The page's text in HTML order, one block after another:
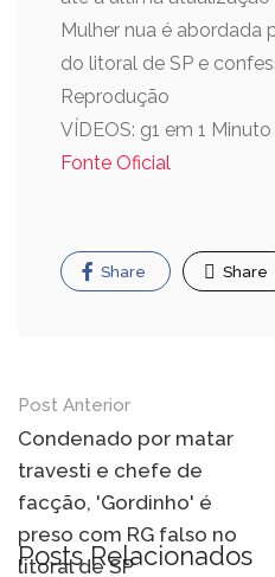
Mulher nua é abordada
do litoral de SP e
Reprodução
VÍDEOS: g1 em 1
Fonte Oficial
Share Share
Post Anterior
Condenado por matar
travesti e chefe de
facção, 'Gordinho' é
preso com RG falso no
litoral de SP
Posts Relacionados